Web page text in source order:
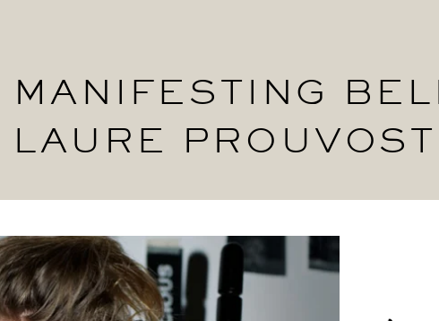
LAURE PROUVOST